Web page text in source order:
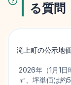
る質問
滝上町の公示地
2026年（1月1
㎡、坪単価は約